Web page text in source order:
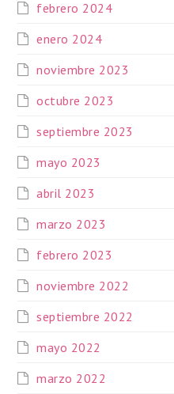
febrero 2024
enero 2024
noviembre 2023
octubre 2023
septiembre 2023
mayo 2023
abril 2023
marzo 2023
febrero 2023
noviembre 2022
septiembre 2022
mayo 2022
marzo 2022